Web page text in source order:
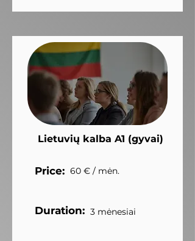
Lietuvių kalba A1 (gyvai)
Price: 60 € / mėn.
Duration: 3 mėnesiai